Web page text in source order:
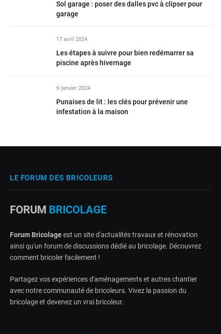
Sol garage : poser des dalles pvc à clipser pour
garage
17 avril 2024
Les étapes à suivre pour bien redémarrer sa
piscine après hivernage
9 janvier 2024
Punaises de lit : les clés pour prévenir une
infestation à la maison
LE FORUM DES BRICOLEURS
FORUM BRICOLAGE
Forum Bricolageest un site d'actualités travaux et rénovation
ainsi qu'un forum de discussions dédié au bricolage. Découvrez
comment bricoler facilement !
Partagez vos expériences d'aménagements et autres chantier
avec notre communauté de bricoleurs. Vivez la passion du
bricolage et devenez un vrai bricoleur.